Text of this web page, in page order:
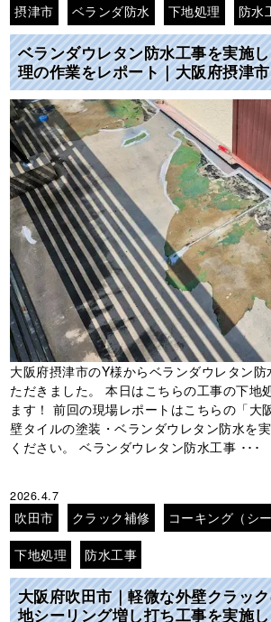
摂津市 ベランダ防水 下地処理 防水
ベランダウレタン防水工事を実施
理の作業をレポート｜大阪府摂津市
大阪府摂津市のY様からベランダウレタン
ただきました。 本日はこちらの工事の下地
ます！ 前回の現場レポートはこちらの「大
壁タイルの塗装・ベランダウレタン防水を
ください。 ベランダウレタン防水工事 ･･･
2026.4.7
吹田市 クラック補修 コーキング（シ
下地処理 防水工事
大阪府吹田市｜軽微な外壁クラッ
地シーリング増し打ち工事を実施